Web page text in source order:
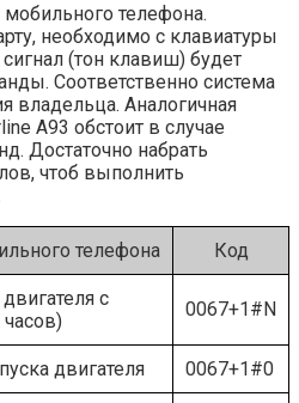
телефона.
необходимо с клавиатуры
(тон клавиш) будет
Соответственно система
владельца. Аналогичная
A93 обстоит в случае
Достаточно набрать
чтоб выполнить
телефона Код
с
0067+1#N
двигателя 0067+1#0